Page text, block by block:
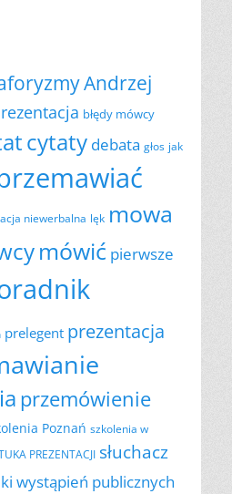
Andrzej
błędy mówcy
cytaty debata głos jak
niewerbalna lęk mowa
mówić pierwsze
prelegent prezentacja
przemówienie
Poznań szkolenia w
PREZENTACJI słuchacz
wystąpień publicznych